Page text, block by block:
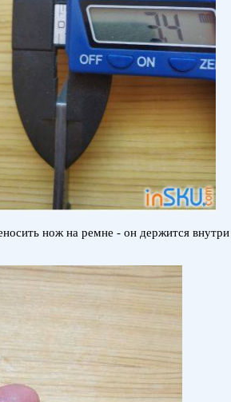
нож на ремне - он держится